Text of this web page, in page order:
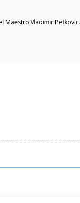
Maestro Vladimir Petkovic.